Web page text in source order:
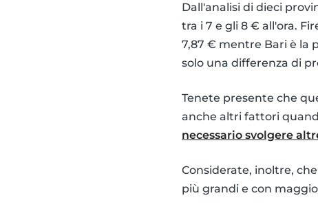
Dall'analisi di dieci
tra i 7 e gli 8 € all'ora.
7,87 € mentre Bari è la
solo una differenza di
Tenete presente che
anche altri fattori
necessario svolgere
Considerate, inoltre,
più grandi e con